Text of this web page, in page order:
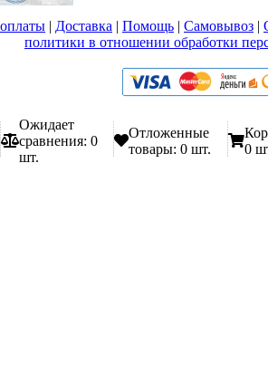
| Доставка | Помощь | Самовывоз |
политики в отношении обработки
Ожидает
сравнения: 0
шт.
Отложенные
товары: 0 шт.
0